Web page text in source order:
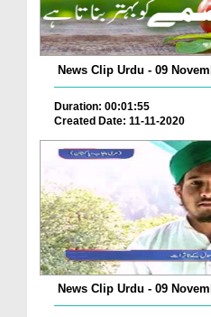
News Clip Urdu - 09
Duration: 00:01:55
Created Date: 11-11-2020
News Clip Urdu - 09